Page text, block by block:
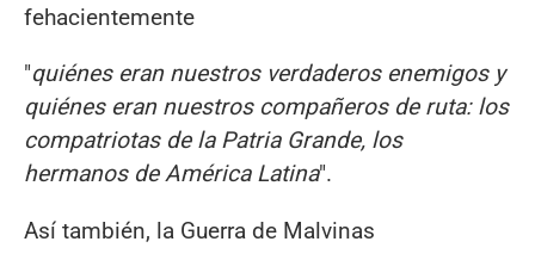
fehacientemente
"quiénes eran nuestros verdaderos enemigos y
quiénes eran nuestros compañeros de ruta: los
compatriotas de la Patria Grande, los
hermanos de América Latina".
Así también, la Guerra de Malvinas